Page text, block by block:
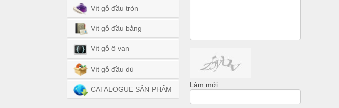
Làm mới
Vít gỗ đầu tròn
Vít gỗ đầu bằng
Vít gỗ ô van
Vít gỗ đầu dù
CATALOGUE SẢN PHẨM